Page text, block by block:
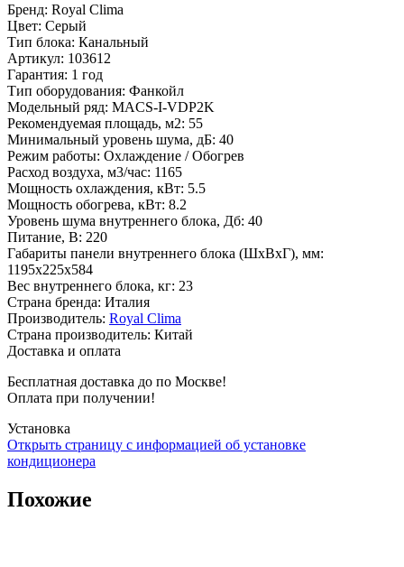
Бренд: Royal Clima
Цвет: Серый
Тип блока: Канальный
Артикул: 103612
Гарантия: 1 год
Тип оборудования: Фанкойл
Модельный ряд: MACS-I-VDP2K
Рекомендуемая площадь, м2: 55
Минимальный уровень шума, дБ: 40
Режим работы: Охлаждение / Обогрев
Расход воздуха, м3/час: 1165
Мощность охлаждения, кВт: 5.5
Мощность обогрева, кВт: 8.2
Уровень шума внутреннего блока, Дб: 40
Питание, В: 220
Габариты панели внутреннего блока (ШхВхГ), мм:
1195x225x584
Вес внутреннего блока, кг: 23
Страна бренда: Италия
Производитель: Royal Clima
Страна производитель: Китай
Доставка и оплата
Бесплатная доставка до по Москве!
Оплата при получении!
Установка
Открыть страницу с информацией об установке
кондиционера
Похожие